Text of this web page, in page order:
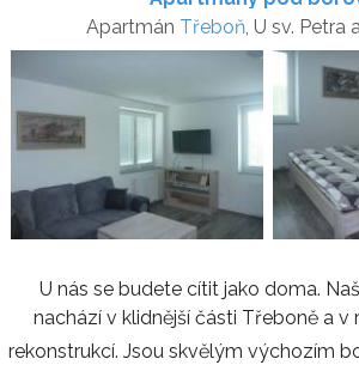
Apartmán Třeboň, U sv. Petra
U nás se budete cítit jako doma.
nachází v klidnější části Třeboně a v
rekonstrukcí. Jsou skvělým výchozím